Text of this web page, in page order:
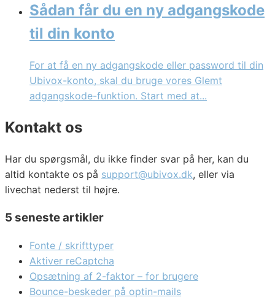
Sådan får du en ny adgangskode
til din konto
For at få en ny adgangskode eller password til din
Ubivox-konto, skal du bruge vores Glemt
adgangskode-funktion. Start med at...
Kontakt os
Har du spørgsmål, du ikke finder svar på her, kan du
altid kontakte os på support@ubivox.dk, eller via
livechat nederst til højre.
5 seneste artikler
Fonte / skrifttyper
Aktiver reCaptcha
Opsætning af 2-faktor – for brugere
Bounce-beskeder på optin-mails